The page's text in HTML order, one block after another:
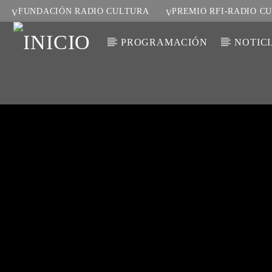
FUNDACIÓN RADIO CULTURA PREMIO RFI-RADIO
PROGRAMACIÓN